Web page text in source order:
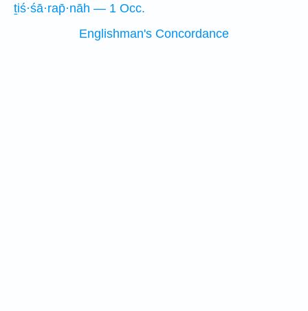
ṯiś·śā·rap̄·nāh — 1 Occ.
Englishman's Concordance